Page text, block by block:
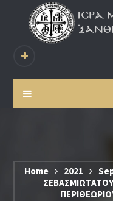
Home 2021